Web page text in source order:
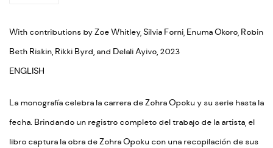
With contributions by Zoe Whitley, Silvia Forni, Enuma Okoro, Robin
Beth Riskin, Rikki Byrd, and Delali Ayivo, 2023
ENGLISH
La monografía celebra la carrera de Zohra Opoku y su serie hasta la
fecha. Brindando un registro completo del trabajo de la artista, el
libro captura la obra de Zohra Opoku con una recopilación de sus